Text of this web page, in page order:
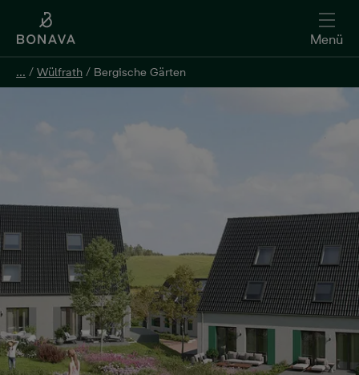
Menü
... / Wülfrath / Bergische Gärten
... / Wülfrath / Bergische Gärten